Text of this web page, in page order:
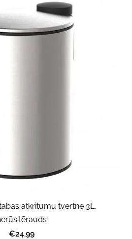
atkritumu tvertne 3L,
€24.99